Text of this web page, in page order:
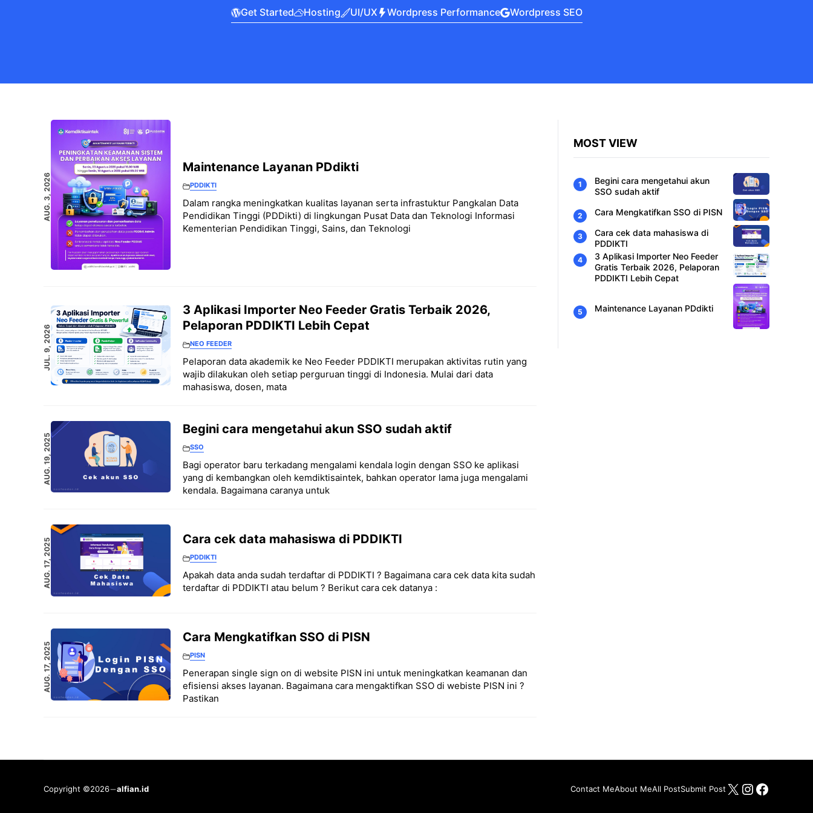
Get Started Hosting UI/UX Wordpress Performance Wordpress SEO
AUG. 3, 2026
Maintenance Layanan PDdikti
PDDIKTI
Dalam rangka meningkatkan kualitas layanan serta infrastuktur Pangkalan Data
Pendidikan Tinggi (PDDikti) di lingkungan Pusat Data dan Teknologi Informasi
Kementerian Pendidikan Tinggi, Sains, dan Teknologi
JUL. 9, 2026
3 Aplikasi Importer Neo Feeder Gratis Terbaik 2026,
Pelaporan PDDIKTI Lebih Cepat
NEO FEEDER
Pelaporan data akademik ke Neo Feeder PDDIKTI merupakan aktivitas rutin yang
wajib dilakukan oleh setiap perguruan tinggi di Indonesia. Mulai dari data
mahasiswa, dosen, mata
AUG. 19, 2025
Begini cara mengetahui akun SSO sudah aktif
SSO
Bagi operator baru terkadang mengalami kendala login dengan SSO ke aplikasi
yang di kembangkan oleh kemdiktisaintek, bahkan operator lama juga mengalami
kendala. Bagaimana caranya untuk
AUG. 17, 2025 Cara cek data mahasiswa di PDDIKTI
PDDIKTI
Apakah data anda sudah terdaftar di PDDIKTI ? Bagaimana cara cek data kita sudah
terdaftar di PDDIKTI atau belum ? Berikut cara cek datanya :
AUG. 17, 2025
Cara Mengkatifkan SSO di PISN
PISN
Penerapan single sign on di website PISN ini untuk meningkatkan keamanan dan
efisiensi akses layanan. Bagaimana cara mengaktifkan SSO di webiste PISN ini ?
Pastikan
MOST VIEW
Begini cara mengetahui akun
SSO sudah aktif
Cara Mengkatifkan SSO di PISN
Cara cek data mahasiswa di
PDDIKTI
3 Aplikasi Importer Neo Feeder
Gratis Terbaik 2026, Pelaporan
PDDIKTI Lebih Cepat
Maintenance Layanan PDdikti
Copyright ©2026 alfian.id Contact MeAbout MeAll PostSubmit PostX Instagram